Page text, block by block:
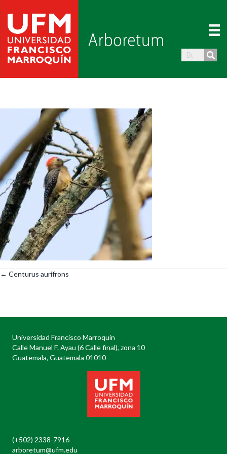
Posts
← Centurus aurifrons
Universidad Francisco Marroquín
Calle Manuel F. Ayau (6 Calle final), zona 10
Guatemala, Guatemala 01010
(+502) 2338-7916
arboretum@ufm.edu